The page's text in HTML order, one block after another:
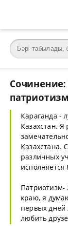
Караганда -
Казахстан.
Казахстана.
различных
исполняется
Патриотизм-
краю, я
первых дней
любить